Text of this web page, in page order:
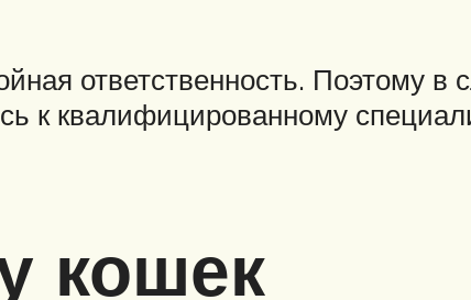
ответственность. Поэтому в
к квалифицированному
кошек